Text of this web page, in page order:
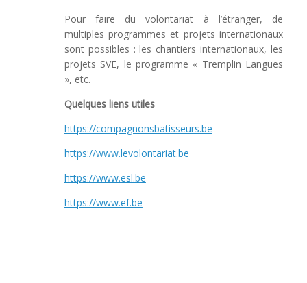
Pour faire du volontariat à l’étranger, de
multiples programmes et projets internationaux
sont possibles : les chantiers internationaux, les
projets SVE, le programme « Tremplin Langues
», etc.
Quelques liens utiles
https://compagnonsbatisseurs.be
https://www.levolontariat.be
https://www.esl.be
https://www.ef.be